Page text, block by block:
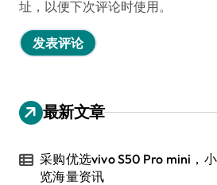
址，以便下次评论时使用。
最新文章
采购优选vivo S50 Pro mini，
览海量资讯